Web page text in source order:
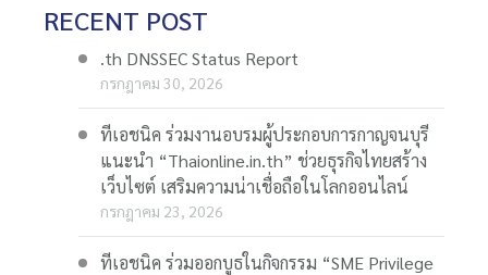
RECENT POST
.th DNSSEC Status Report
กรกฎาคม 30, 2026
ทีเอชนิค ร่วมงานอบรมผู้ประกอบการกาญจนบุรี
แนะนำ “Thaionline.in.th” ช่วยธุรกิจไทยสร้าง
เว็บไซต์ เสริมความน่าเชื่อถือในโลกออนไลน์
กรกฎาคม 23, 2026
ทีเอชนิค ร่วมออกบูธในกิจกรรม “SME Privilege